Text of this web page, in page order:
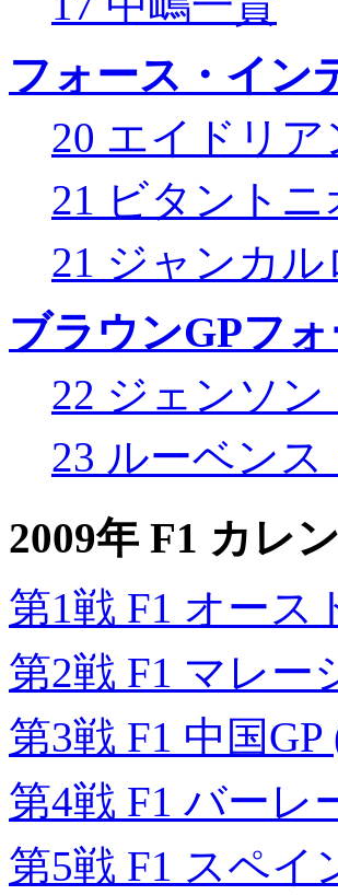
フォース・イン
20 エイドリ
21 ビタント
21 ジャンカ
ブラウンGPフ
22 ジェンソ
23 ルーベン
2009年 F1 カレ
第1戦 F1 オース
第2戦 F1 マレー
第3戦 F1 中国
第4戦 F1 バーレ
第5戦 F1 スペイ